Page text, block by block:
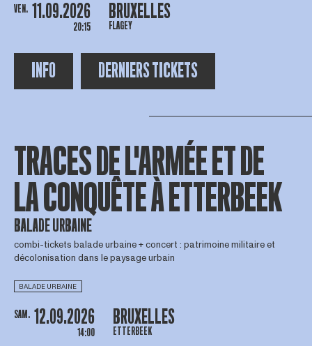
VEN. 11.09.2026
20:15
BRUXELLES
FLAGEY
INFO DERNIERS TICKETS
TRACES DE L'ARMÉE ET DE
LA CONQUÊTE À ETTERBEEK
BALADE URBAINE
combi-tickets balade urbaine + concert : patrimoine militaire et
décolonisation dans le paysage urbain
BALADE URBAINE
SAM. 12.09.2026
14:00
BRUXELLES
ETTERBEEK